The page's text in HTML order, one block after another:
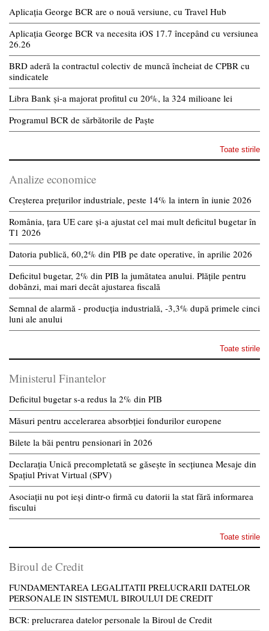
Aplicația George BCR are o nouă versiune, cu Travel Hub
Aplicația George BCR va necesita iOS 17.7 începând cu versiunea
26.26
BRD aderă la contractul colectiv de muncă încheiat de CPBR cu
sindicatele
Libra Bank și-a majorat profitul cu 20%, la 324 milioane lei
Programul BCR de sărbătorile de Paște
Toate stirile
Analize economice
Creșterea prețurilor industriale, peste 14% la intern în iunie 2026
România, țara UE care și-a ajustat cel mai mult deficitul bugetar în
T1 2026
Datoria publică, 60,2% din PIB pe date operative, în aprilie 2026
Deficitul bugetar, 2% din PIB la jumătatea anului. Plățile pentru
dobânzi, mai mari decât ajustarea fiscală
Semnal de alarmă - producția industrială, -3,3% după primele cinci
luni ale anului
Toate stirile
Ministerul Finantelor
Deficitul bugetar s-a redus la 2% din PIB
Măsuri pentru accelerarea absorbției fondurilor europene
Bilete la băi pentru pensionari în 2026
Declarația Unică precompletată se găsește în secțiunea Mesaje din
Spațiul Privat Virtual (SPV)
Asociații nu pot ieși dintr-o firmă cu datorii la stat fără informarea
fiscului
Toate stirile
Biroul de Credit
FUNDAMENTAREA LEGALITATII PRELUCRARII DATELOR
PERSONALE IN SISTEMUL BIROULUI DE CREDIT
BCR: prelucrarea datelor personale la Biroul de Credit